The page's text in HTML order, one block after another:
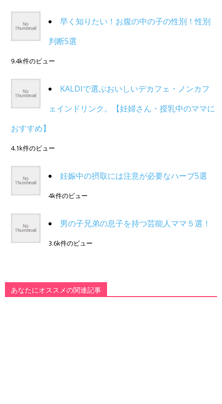
早く知りたい！お腹の中の子の性別！性別
判断5選
9.4k件のビュー
KALDIで選ぶおいしいデカフェ・ノンカフ
ェインドリンク。【妊婦さん・授乳中のママに
おすすめ】
4.1k件のビュー
妊娠中の摂取には注意が必要なハーブ5選
4k件のビュー
男の子兄弟の息子を持つ芸能人ママ５選！
3.6k件のビュー
あなたにオススメの関連記事